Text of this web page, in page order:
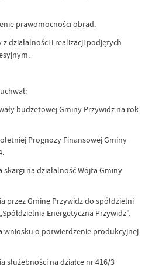
prawomocności obrad.
działalności i realizacji podjętych
budżetowej Gminy Przywidz na rok
Prognozy Finansowej Gminy
na działalność Wójta Gminy
przez Gminę Przywidz do spółdzielni
Energetyczna Przywidz".
wniosku o potwierdzenie produkcyjnej
służebności na działce nr 416/3